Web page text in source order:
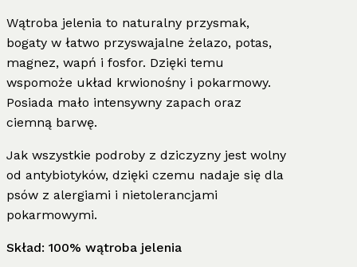
Wątroba jelenia to naturalny przysmak,
bogaty w łatwo przyswajalne żelazo, potas,
magnez, wapń i fosfor. Dzięki temu
wspomoże układ krwionośny i pokarmowy.
Posiada mało intensywny zapach oraz
ciemną barwę.
Jak wszystkie podroby z dziczyzny jest wolny
od antybiotyków, dzięki czemu nadaje się dla
psów z alergiami i nietolerancjami
pokarmowymi.
Skład: 100% wątroba jelenia